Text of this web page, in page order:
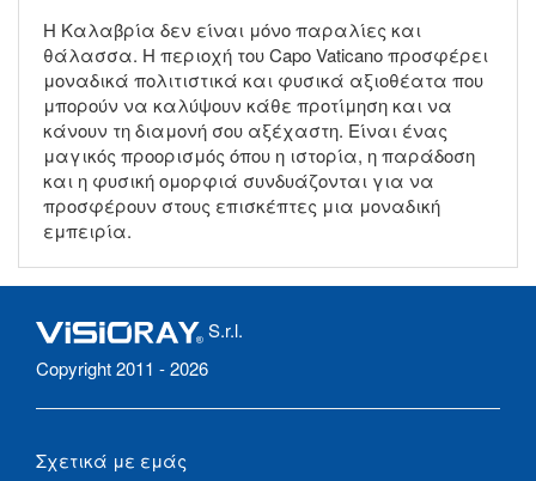
Η Καλαβρία δεν είναι μόνο παραλίες και
θάλασσα. Η περιοχή του Capo Vaticano προσφέρει
μοναδικά πολιτιστικά και φυσικά αξιοθέατα που
μπορούν να καλύψουν κάθε προτίμηση και να
κάνουν τη διαμονή σου αξέχαστη. Είναι ένας
μαγικός προορισμός όπου η ιστορία, η παράδοση
και η φυσική ομορφιά συνδυάζονται για να
προσφέρουν στους επισκέπτες μια μοναδική
εμπειρία.
S.r.l.
Copyright 2011 - 2026
Σχετικά με εμάς